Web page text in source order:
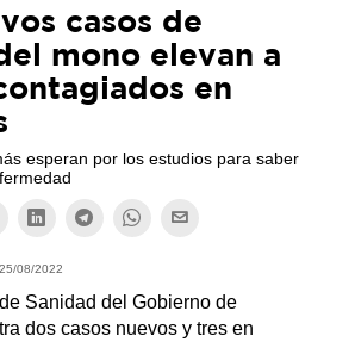
casos de
mono elevan a
en
esperan por los estudios para saber
25/08/2022
Sanidad del Gobierno de
dos casos nuevos y tres en